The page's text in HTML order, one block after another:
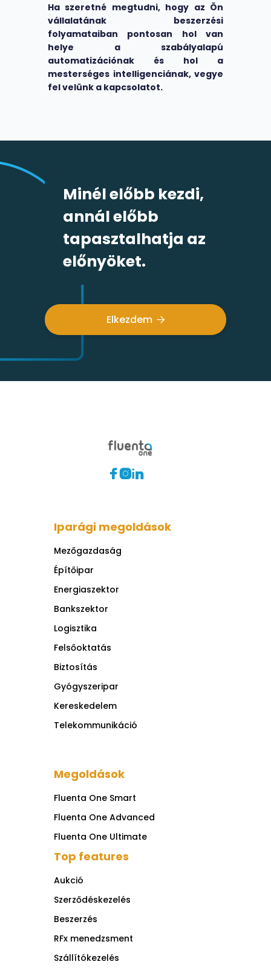
Ha szeretné megtudni, hogy az Ön
vállalatának beszerzési
folyamataiban pontosan hol van
helye a szabályalapú
automatizációnak és hol a
mesterséges intelligenciának, vegye
fel velünk a kapcsolatot.
Minél előbb kezdi,
annál előbb
tapasztalhatja az
előnyöket.
Elkezdem 

Iparági megoldások
Mezőgazdaság
Építőipar
Energiaszektor
Bankszektor
Logisztika
Felsőoktatás
Biztosítás
Gyógyszeripar
Kereskedelem
Telekommunikáció
Megoldások
Fluenta One Smart
Fluenta One Advanced
Fluenta One Ultimate
Top features
Aukció
Szerződéskezelés
Beszerzés
RFx menedzsment
Szállítókezelés